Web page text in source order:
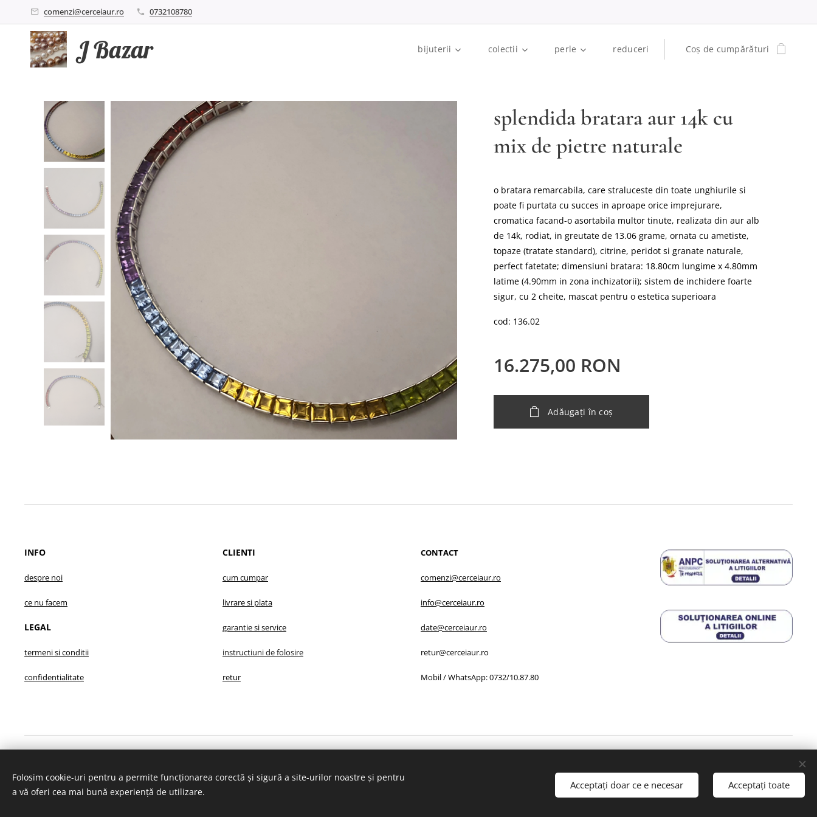
comenzi@cerceiaur.ro 0732108780
J Bazar bijuterii colectii perle reduceri Coș de cumpărături
splendida bratara aur 14k cu
mix de pietre naturale
o bratara remarcabila, care straluceste din toate unghiurile si
poate fi purtata cu succes in aproape orice imprejurare,
cromatica facand-o asortabila multor tinute, realizata din aur alb
de 14k, rodiat, in greutate de 13.06 grame, ornata cu ametiste,
topaze (tratate standard), citrine, peridot si granate naturale,
perfect fatetate; dimensiuni bratara: 18.80cm lungime x 4.80mm
latime (4.90mm in zona inchizatorii); sistem de inchidere foarte
sigur, cu 2 cheite, mascat pentru o estetica superioara
cod: 136.02
16.275,00 RON
Adăugați în coș
INFO
despre noi
ce nu facem
LEGAL
termeni si conditii
confidentialitate
CLIENTI
cum cumpar
livrare si plata
garantiesi service
instructiuni de folosire
retur
CONTACT
comenzi@cerceiaur.ro
info@cerceiaur.ro
date@cerceiaur.ro
retur@cerceiaur.ro
Mobil / WhatsApp: 0732/10.87.80
Copyright © 2019 - Toate drepturile rezervate cerceiaur.ro
Folosim cookie-uri pentru a permite funcționarea corectă și sigură a site-urilor noastre și pentru
a vă oferi cea mai bună experiență de utilizare.
Acceptați doar ce e necesar Acceptați toate